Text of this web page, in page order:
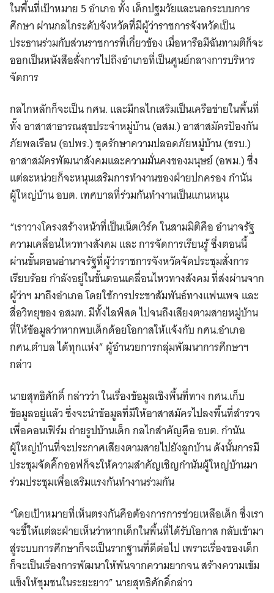
ในพื้นที่เป้าหมาย 5 อำเภอ ทั้ง เด็กปฐมวัยและนอกระบบการ
ศึกษา ผ่านกลไกระดับจังหวัดที่มีผู้ว่าราชการจังหวัดเป็น
ประธานร่วมกับส่วนราชการที่เกี่ยวข้อง เมื่อหารือมีฉันทามติก็จะ
ออกเป็นหนังสือสั่งการไปถึงอำเภอที่เป็นศูนย์กลางการบริหาร
จัดการ
กลไกหลักก็จะเป็น กศน. และมีกลไกเสริมเป็นเครือข่ายในพื้นที่
ทั้ง อาสาสาธารณสุขประจำหมู่บ้าน (อสม.) อาสาสมัครป้องกัน
ภัยพลเรือน (อปพร.) ชุดรักษาความปลอดภัยหมู่บ้าน (ชรบ.)
อาสาสมัครพัฒนาสังคมและความมั่นคงของมนุษย์ (อพม.) ซึ่ง
แต่ละหน่วยก็จะหนุนเสริมการทำงานของฝ่ายปกครอง กำนัน
ผู้ใหญ่บ้าน อบต. เทศบาลที่ร่วมกันทำงานเป็นแกนหนุน
“เราวางโครงสร้างหน้าที่เป็นเน็ตเวิร์ค ในสามมิติคือ อำนาจรัฐ
ความเคลื่อนไหวทางสังคม และ การจัดการเรียนรู้ ซี่งตอนนี้
ผ่านขั้นตอนอำนาจรัฐที่ผู้ว่าราชการจังหวัดจัดประชุมสั่งการ
เรียบร้อย กำลังอยู่ในขั้นตอนเคลื่อนไหวทางสังคม ที่ส่งผ่านจาก
ผู้ว่าฯ มาถึงอำเภอ โดยใช้การประชาสัมพันธ์ทางแฟนเพจ และ
สื่อวิทยุของ อสมท. มีทั้งไลฟ์สด ไปจนถึงเสียงตามสายหมู่บ้าน
ที่ให้ข้อมูลว่าหากพบเด็กด้อยโอกาสให้แจ้งกับ กศน.อำเภอ
กศน.ตำบล ได้ทุกแห่ง” ผู้อำนวยการกลุ่มพัฒนาการศึกษาฯ
กล่าว
นายสุทธิศักดิ์ กล่าวว่า ในเรื่องข้อมูลเชิงพื้นที่ทาง กศน.เก็บ
ข้อมูลอยู่แล้ว ซึ่งจะนำข้อมูลที่มีให้อาสาสมัครไปลงพื้นที่สำรวจ
เพื่อคอนเฟิร์ม ถ่ายรูปบ้านเด็ก กลไกสำคัญคือ อบต. กำนัน
ผู้ใหญ่บ้านที่จะประกาศเสียงตามสายไปยังลูกบ้าน ดังนั้นการมี
ประชุมจัดคิ๊กออฟก็จะให้ความสำคัญเชิญกำนันผู้ใหญ่บ้านมา
ร่วมประชุมเพื่อเสริมแรงกันทำงานร่วมกัน
“โดยเป้าหมายที่เห็นตรงกันคือต้องการการช่วยเหลือเด็ก ซึ่งเรา
จะชี้ให้แต่ละฝ่ายเห็นว่าหากเด็กในพื้นที่ได้รับโอกาส กลับเข้ามา
สู่ระบบการศึกษาก็จะเป็นรากฐานที่ดีต่อไป เพราะเรื่องของเด็ก
ก็จะเป็นเรื่องการพัฒนาให้พ้นจากความยากจน สร้างความเข้ม
แข็งให้ชุมชนในระยะยาว” นายสุทธิศักดิ์กล่าว